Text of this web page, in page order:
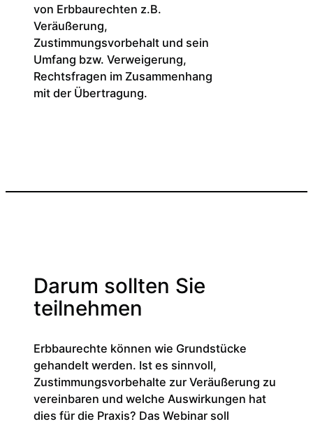
von Erbbaurechten z.B.
Veräußerung,
Zustimmungsvorbehalt und sein
Umfang bzw. Verweigerung,
Rechtsfragen im Zusammenhang
mit der Übertragung.
Darum sollten Sie
teilnehmen
Erbbaurechte können wie Grundstücke
gehandelt werden. Ist es sinnvoll,
Zustimmungsvorbehalte zur Veräußerung zu
vereinbaren und welche Auswirkungen hat
dies für die Praxis? Das Webinar soll